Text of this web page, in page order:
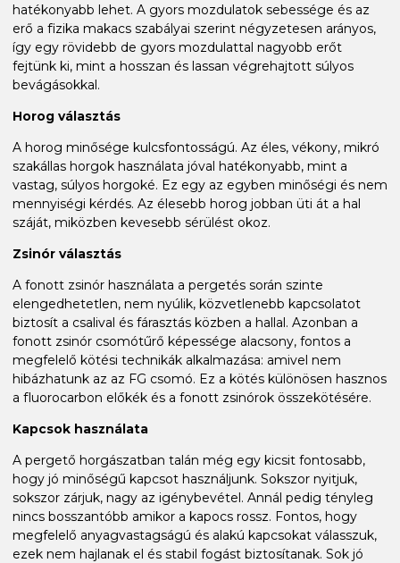
hatékonyabb lehet. A gyors mozdulatok sebessége és az
erő a fizika makacs szabályai szerint négyzetesen arányos,
így egy rövidebb de gyors mozdulattal nagyobb erőt
fejtünk ki, mint a hosszan és lassan végrehajtott súlyos
bevágásokkal.
Horog választás
A horog minősége kulcsfontosságú. Az éles, vékony, mikró
szakállas horgok használata jóval hatékonyabb, mint a
vastag, súlyos horgoké. Ez egy az egyben minőségi és nem
mennyiségi kérdés. Az élesebb horog jobban üti át a hal
száját, miközben kevesebb sérülést okoz.
Zsinór választás
A fonott zsinór használata a pergetés során szinte
elengedhetetlen, nem nyúlik, közvetlenebb kapcsolatot
biztosít a csalival és fárasztás közben a hallal. Azonban a
fonott zsinór csomótűrő képessége alacsony, fontos a
megfelelő kötési technikák alkalmazása: amivel nem
hibázhatunk az az FG csomó. Ez a kötés különösen hasznos
a fluorocarbon előkék és a fonott zsinórok összekötésére.
Kapcsok használata
A pergető horgászatban talán még egy kicsit fontosabb,
hogy jó minőségű kapcsot használjunk. Sokszor nyitjuk,
sokszor zárjuk, nagy az igénybevétel. Annál pedig tényleg
nincs bosszantóbb amikor a kapocs rossz. Fontos, hogy
megfelelő anyagvastagságú és alakú kapcsokat válasszuk,
ezek nem hajlanak el és stabil fogást biztosítanak. Sok jó